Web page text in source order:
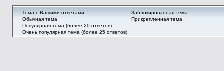
Тема с Вашими ответами
Обычная тема
Популярная тема (более 20 ответов)
Очень популярная тема (более 25 ответов)
Заблокированная тема
Прикрепленная тема